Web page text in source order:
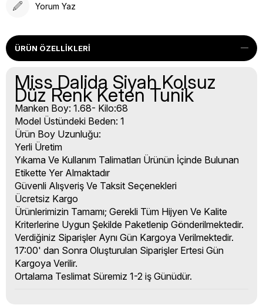
Yorum Yaz
ÜRÜN ÖZELLIKLERI
Miss Dalida Siyah Kolsuz
Düz Renk Keten Tunik
Manken Boy: 1.68- Kilo:68
Model Üstündeki Beden: 1
Ürün Boy Uzunluğu:
Yerli Üretim
Yıkama Ve Kullanım Talimatları Ürünün İçinde Bulunan
Etikette Yer Almaktadır
Güvenli Alışveriş Ve Taksit Seçenekleri
Ücretsiz Kargo
Ürünlerimizin Tamamı; Gerekli Tüm Hijyen Ve Kalite
Kriterlerine Uygun Şekilde Paketlenip Gönderilmektedir.
Verdiğiniz Siparişler Aynı Gün Kargoya Verilmektedir.
17:00' dan Sonra Oluşturulan Siparişler Ertesi Gün
Kargoya Verilir.
Ortalama Teslimat Süremiz 1-2 iş Günüdür.